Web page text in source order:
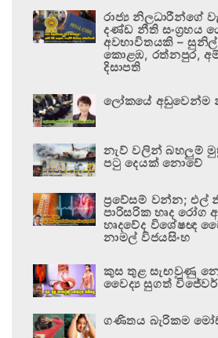
රාජ්‍ය නිලධාරීන්ගේ
දණ්ඩ නීති සංග්‍රහය
අවභාවිතයකි –
කොළඹ, රත්නපුර,
දිසාපති
ලෝකයේ අඩුවෙන්ම
නැව් වලින් බහලුම්
පටු දෙයක් නොවේ
ප්‍රවේසම් වන්න;
පාරිසරික හෘද රෝග
හෘදවේද විශේෂඥ
නාමල් විජයසිංහ
කුස තුළ සැඟවුණු
වෛද්‍ය සුගත්
ගණිතය බැරිකම